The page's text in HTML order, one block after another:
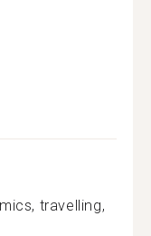
travelling,